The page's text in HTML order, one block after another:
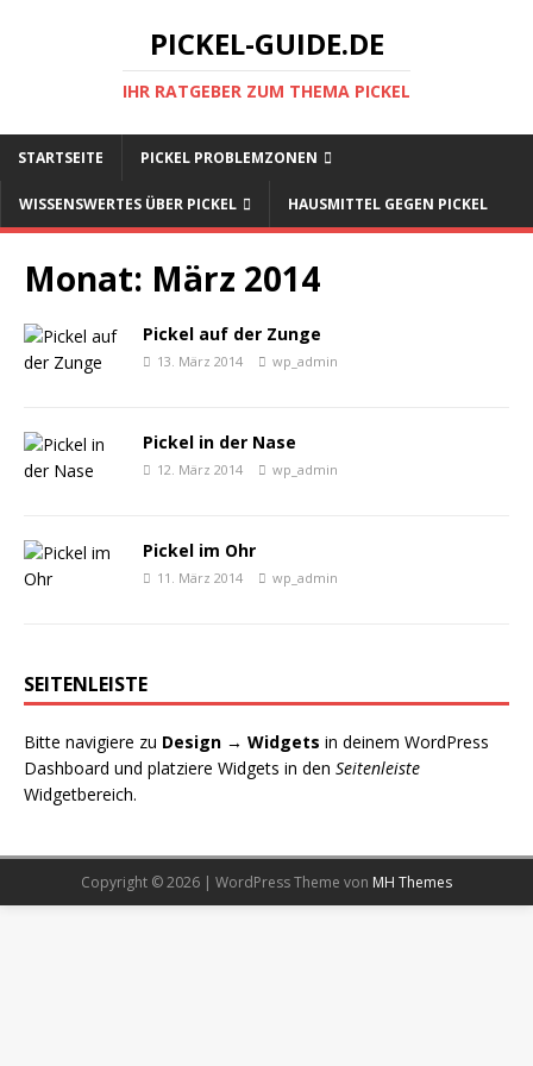
PICKEL-GUIDE.DE
IHR RATGEBER ZUM THEMA PICKEL
STARTSEITE PICKEL PROBLEMZONEN
WISSENSWERTES ÜBER PICKEL HAUSMITTEL GEGEN PICKEL
Monat: März 2014
Pickel auf der Zunge
13. März 2014 wp_admin
Pickel in der Nase
12. März 2014 wp_admin
Pickel im Ohr
11. März 2014 wp_admin
SEITENLEISTE
Bitte navigiere zu Design → Widgets in deinem WordPress
Dashboard und platziere Widgets in den Seitenleiste
Widgetbereich.
Copyright © 2026 | WordPress Theme von MH Themes